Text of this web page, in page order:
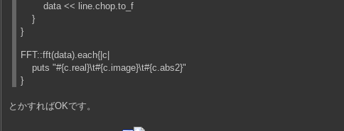
data << line.chop.to_f
}
}
FFT::fft(data).each{|c|
puts "#{c.real}\t#{c.image}\t#{c.abs2}"
}
とかすればOKです。